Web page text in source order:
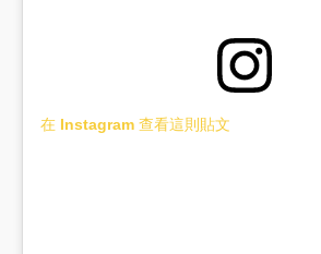
在 Instagram 查看這則貼文